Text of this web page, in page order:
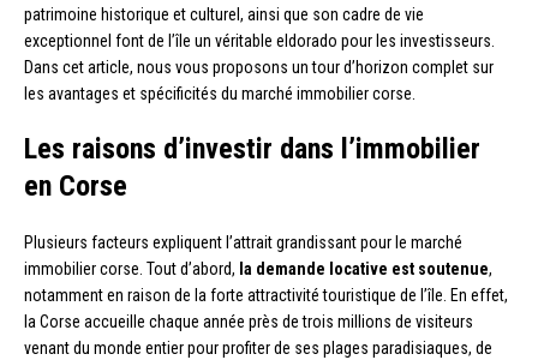
patrimoine historique et culturel, ainsi que son cadre de vie
exceptionnel font de l’île un véritable eldorado pour les investisseurs.
Dans cet article, nous vous proposons un tour d’horizon complet sur
les avantages et spécificités du marché immobilier corse.
Les raisons d’investir dans l’immobilier
en Corse
Plusieurs facteurs expliquent l’attrait grandissant pour le marché
immobilier corse. Tout d’abord, la demande locative est soutenue,
notamment en raison de la forte attractivité touristique de l’île. En effet,
la Corse accueille chaque année près de trois millions de visiteurs
venant du monde entier pour profiter de ses plages paradisiaques, de